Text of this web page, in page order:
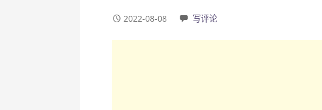
2022-08-08 写评论